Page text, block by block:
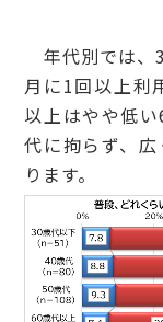
年代別では、
月に1回以上利
以上はやや低
代に拘らず、
ります。